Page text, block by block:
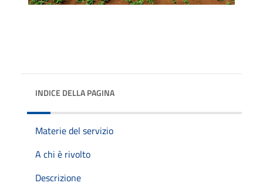
INDICE DELLA PAGINA
Materie del servizio
A chi è rivolto
Descrizione